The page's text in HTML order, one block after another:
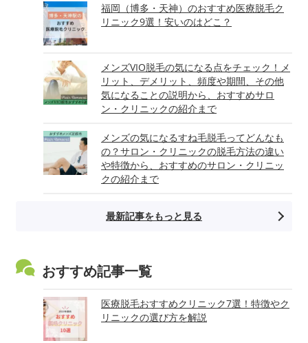
福岡（博多・天神）のおすすめ医療脱毛ク
リニック9選！安いのはどこ？
メンズVIO脱毛の気になる点をチェック！メ
リット、デメリット、頻度や期間、その他
気になることの説明から、おすすめサロ
ン・クリニックの紹介まで
メンズの気になるすね毛脱毛ってどんなも
の？サロン・クリニックの脱毛方法の違い
や特徴から、おすすめのサロン・クリニッ
クの紹介まで
最新記事をもっと見る
おすすめ記事一覧
医療脱毛おすすめクリニック7選！特徴やク
リニックの選び方を解説